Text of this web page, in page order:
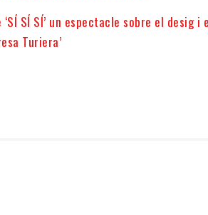
SÍ SÍ’ un espectacle sobre el desig i
Turiera’